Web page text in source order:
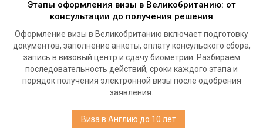
Этапы оформления визы в Великобританию: от
консультации до получения решения
Оформление визы в Великобританию включает подготовку
документов, заполнение анкеты, оплату консульского сбора,
запись в визовый центр и сдачу биометрии. Разбираем
последовательность действий, сроки каждого этапа и
порядок получения электронной визы после одобрения
заявления.
Виза в Англию до 10 лет